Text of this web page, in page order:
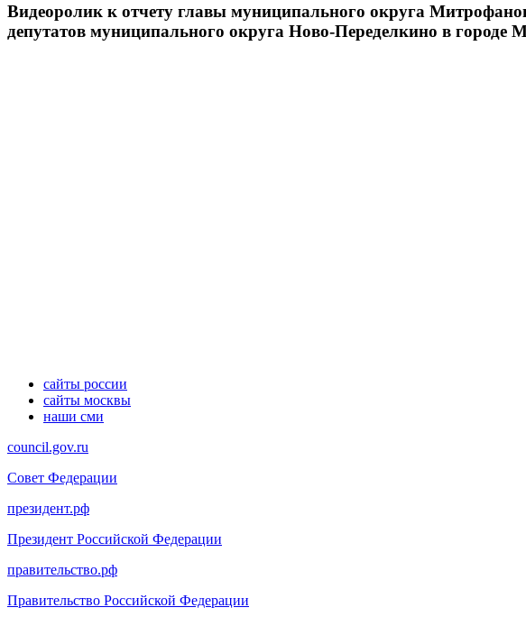
Видеоролик к отчету главы муниципального округа
депутатов муниципального округа Ново-Переделкино в городе
сайты россии
сайты москвы
наши сми
council.gov.ru
Совет Федерации
президент.рф
Президент Российской Федерации
правительство.рф
Правительство Российской Федерации